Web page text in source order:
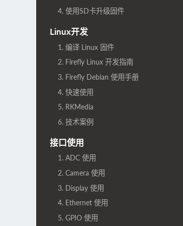
4. 使用SD卡升级固件
Linux开发
1. 编译 Linux 固件
2. Firefly Linux 开发指南
3. Firefly Debian 使用手册
4. 快速使用
5. RKMedia
6. 技术案例
接口使用
1. ADC 使用
2. Camera 使用
3. Display 使用
4. Ethernet 使用
5. GPIO 使用